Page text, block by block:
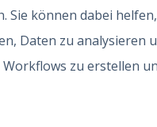
Sie können dabei helfen,
Daten zu analysieren
zu erstellen